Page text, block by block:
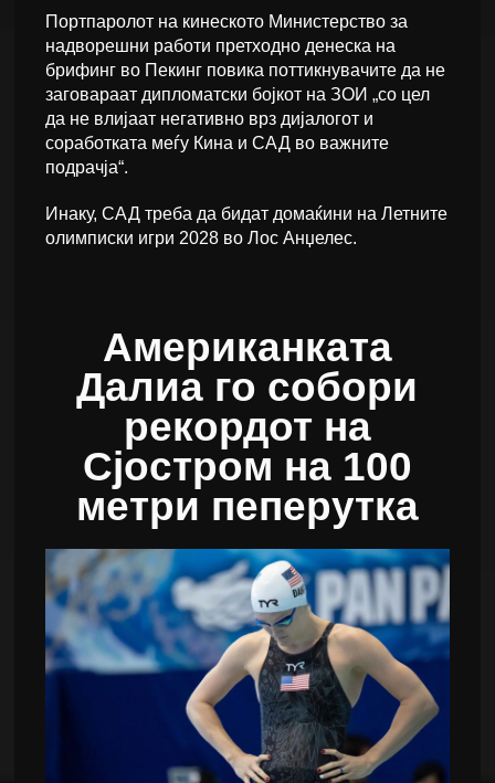
Портпаролот на кинеското Министерство за
надворешни работи претходно денеска на
брифинг во Пекинг повика поттикнувачите да не
заговараат дипломатски бојкот на ЗОИ „со цел
да не влијаат негативно врз дијалогот и
соработката меѓу Кина и САД во важните
подрачја“.
Инаку, САД треба да бидат домаќини на Летните
олимписки игри 2028 во Лос Анџелес.
Американката
Далиа го собори
рекордот на
Сјостром на 100
метри пеперутка